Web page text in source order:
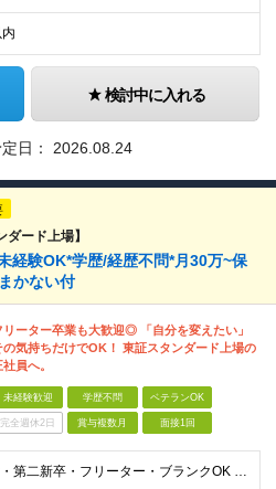
検討中に入れる
日： 2026.08.24
ード上場】
経験OK*学歴/経歴不問*月30万~保
かない付
リーター卒業も大歓迎◎ 「自分を変えたい」
の気持ちだけでOK！ 東証スタンダード上場の
社員へ。
未経験歓迎 学歴不問 ベテランOK
完全週休2日 賞与複数月 面接1回
★未経験・第二新卒・フリーター・ブランクOK ★学歴不問！ □転職回数が気になる方 □飲食業界にチャレンジしたい方 「やってみたい」という気持ちがあれば、皆さん大歓迎です♪ ◎こんな方が活躍して